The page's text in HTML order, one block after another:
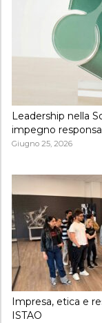
Leadership nella
impegno
Giugno 25, 2026
Impresa, etica e
ISTAO